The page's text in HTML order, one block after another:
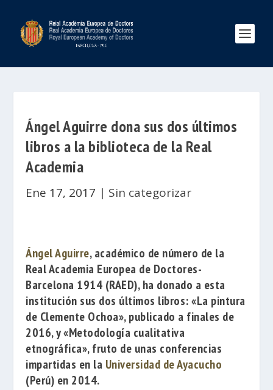
Ángel Aguirre dona sus dos últimos
libros a la biblioteca de la Real
Academia
Ene 17, 2017 | Sin categorizar
Ángel Aguirre, académico de número de la
Real Academia Europea de Doctores-
Barcelona 1914 (RAED), ha donado a esta
institución sus dos últimos libros:«La pintura
de Clemente Ochoa», publicado a finales de
2016, y«Metodología cualitativa
etnográfica», fruto de unas conferencias
impartidas en la Universidad de Ayacucho
(Perú) en 2014.